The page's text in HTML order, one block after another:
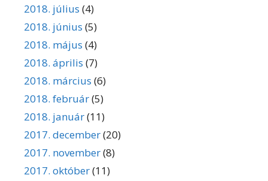
2018. július (4)
2018. június (5)
2018. május (4)
2018. április (7)
2018. március (6)
2018. február(5)
2018. január(11)
2017. december(20)
2017. november(8)
2017. október(11)